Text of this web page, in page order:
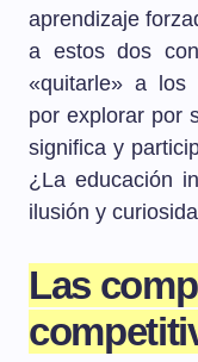
aprendizaje
a estos dos
«quitarle» a los
por explorar por
significa y
¿La educación
ilusión y
Las